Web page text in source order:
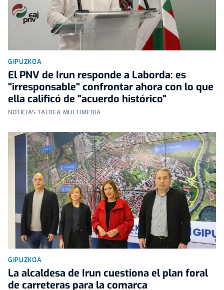
GIPUZKOA
El PNV de Irun responde a Laborda: es
"irresponsable" confrontar ahora con lo que
ella calificó de "acuerdo histórico"
NOTICIAS TALDEA MULTIMEDIA
GIPUZKOA
La alcaldesa de Irun cuestiona el plan foral
de carreteras para la comarca